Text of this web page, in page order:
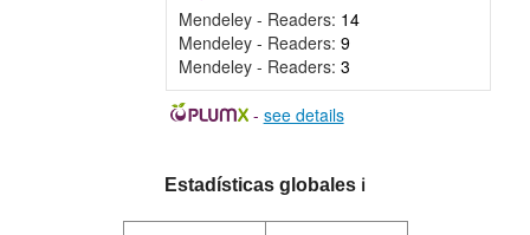
Mendeley - Readers: 14
Mendeley - Readers: 9
Mendeley - Readers: 3
- see details
Estadísticas globales ℹ️